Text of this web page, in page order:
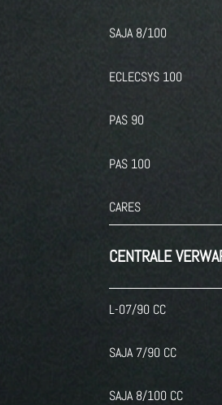
SAJA 8/100
ECLECSYS 100
PAS 90
PAS 100
CARES
CENTRALE
L-07/90 CC
SAJA 7/90 CC
SAJA 8/100 CC